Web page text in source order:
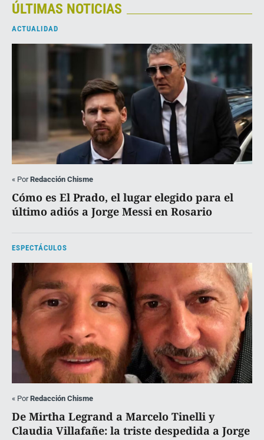
ÚLTIMAS NOTICIAS
ACTUALIDAD
« PorRedacción Chisme
Cómo es El Prado, el lugar elegido para el
último adiós a Jorge Messi en Rosario
ESPECTÁCULOS
« PorRedacción Chisme
De Mirtha Legrand a Marcelo Tinelli y
Claudia Villafañe: la triste despedida a Jorge